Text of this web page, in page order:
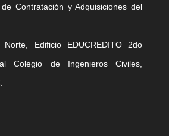
Contratación y Adquisiciones del
Norte, Edificio EDUCREDITO 2do
Colegio de Ingenieros Civiles,